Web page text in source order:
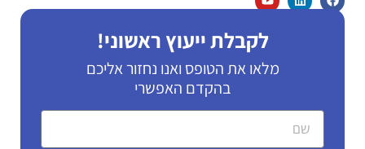
לקבלת ייעוץ ראשוני!
מלאו את הטופס ואנו נחזור אליכם
בהקדם האפשרי